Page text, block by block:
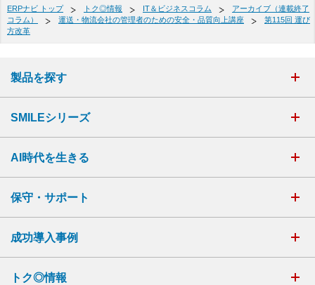
ERPナビ トップ トク◎情報 IT＆ビジネスコラム
アーカイブ（連載終了
コラム）
運送・物流会社の管理者のための安全・品質向上講座
第115回 運び
方改革
製品を探す
SMILEシリーズ
AI時代を生きる
保守・サポート
成功導入事例
トク◎情報